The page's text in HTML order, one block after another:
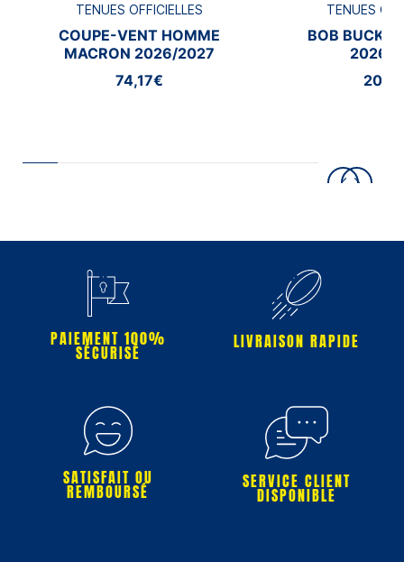
TENUES OFFICIELLES
COUPE-VENT HOMME
MACRON 2026/2027
74,17€
TENUES
BOB
2026/
PAIEMENT 100%
SÉCURISÉ
LIVRAISON RAPIDE
SATISFAIT OU
REMBOURSÉ SERVICE CLIENT
DISPONIBLE